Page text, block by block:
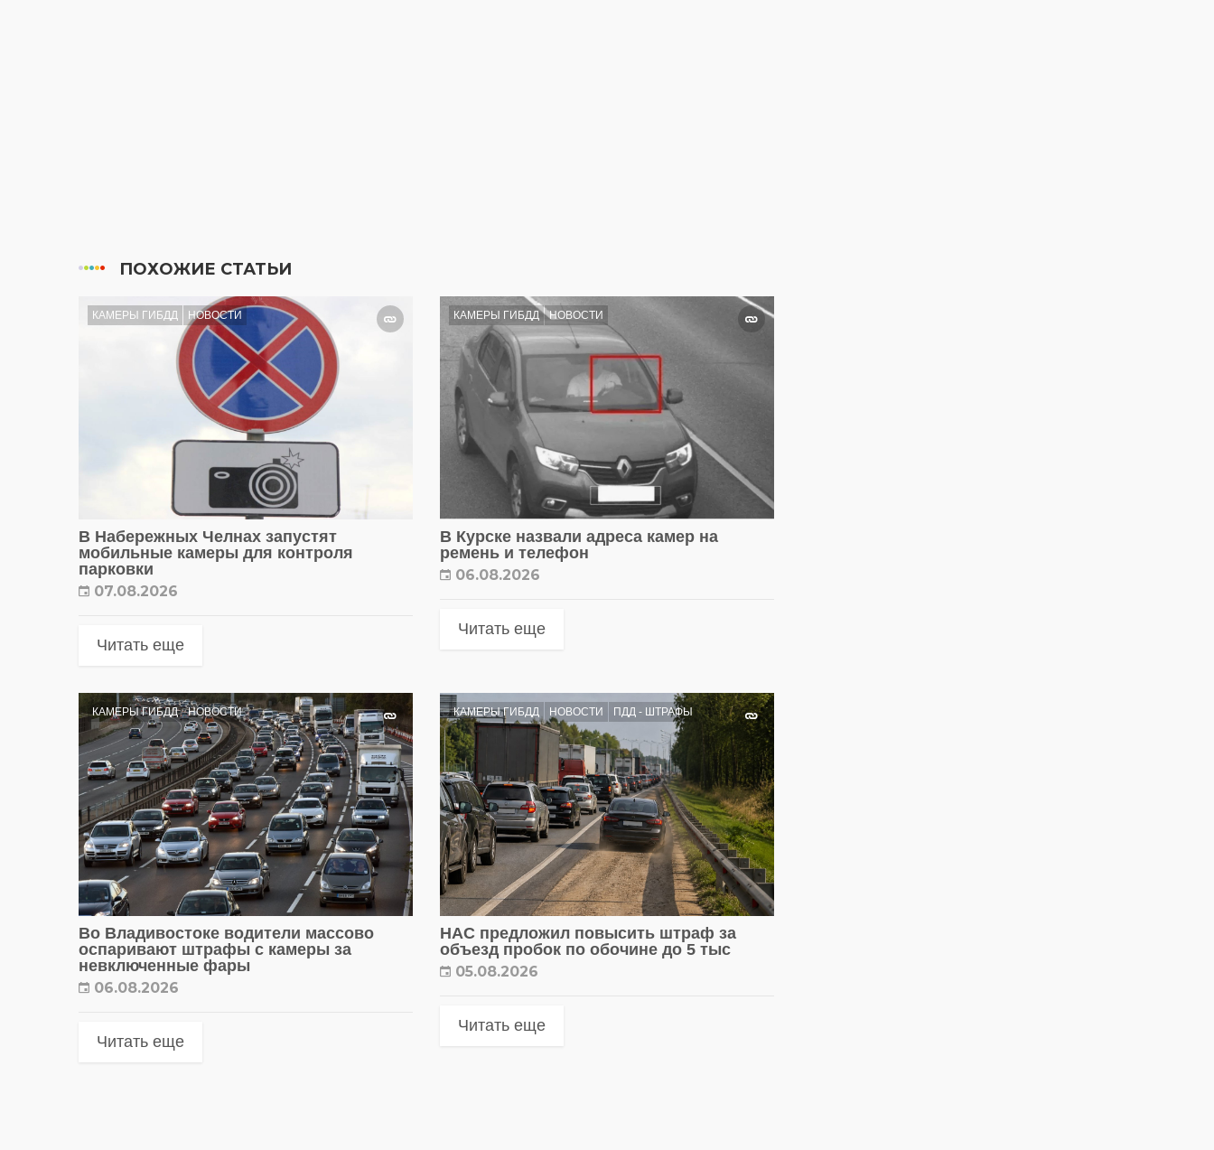
ПОХОЖИЕ СТАТЬИ
КАМЕРЫ ГИБДД НОВОСТИ
В Набережных Челнах запустят
мобильные камеры для контроля
парковки
07.08.2026
Читать еще
КАМЕРЫ ГИБДД НОВОСТИ
В Курске назвали адреса камер на
ремень и телефон
06.08.2026
Читать еще
КАМЕРЫ ГИБДД НОВОСТИ
Во Владивостоке водители массово
оспаривают штрафы с камеры за
невключенные фары
06.08.2026
Читать еще
КАМЕРЫ ГИБДД НОВОСТИ ПДД - ШТРАФЫ
НАС предложил повысить штраф за
объезд пробок по обочине до 5 тыс
05.08.2026
Читать еще